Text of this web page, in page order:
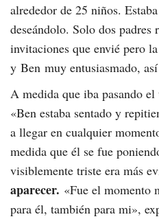
alrededor de 25 niños.
deseándolo. Solo dos padres
invitaciones que envié pero
y Ben muy entusiasmado,
A medida que iba pasando
«Ben estaba sentado y
a llegar en cualquier
medida que él se fue
visiblemente triste era más
aparecer. «Fue el momento
para él, también para mi»,